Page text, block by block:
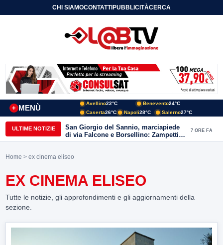
CHI SIAMOCONTATTIPUBBLICITÀCERCA
MENÙ
+
Avellino22°C Benevento24°C
Caserta26°C Napoli28°C Salerno27°C
ULTIME NOTIZIE
San Giorgio del Sannio, marciapiede
di via Falcone e Borsellino: Zampetti e
Lombardi replicano alle polemiche
7 ORE FA
Home > ex cinema eliseo
EX CINEMA ELISEO
Tutte le notizie, gli approfondimenti e gli aggiornamenti della
sezione.